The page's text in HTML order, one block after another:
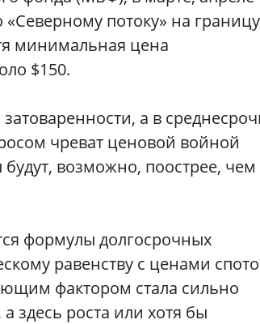
потоку» на границу
минимальная цена
$150.
а в
чреват ценовой войной
возможно, поострее, чем
формулы долгосрочных
равенству с ценами
фактором стала сильно
здесь роста или хотя бы